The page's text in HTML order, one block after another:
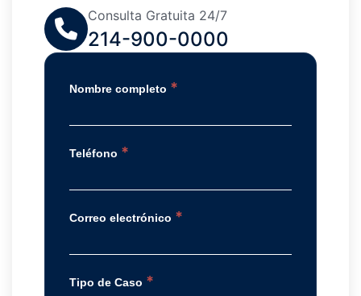
Consulta Gratuita 24/7
214-900-0000
Nombre completo *
Teléfono *
Correo electrónico *
Tipo de Caso *